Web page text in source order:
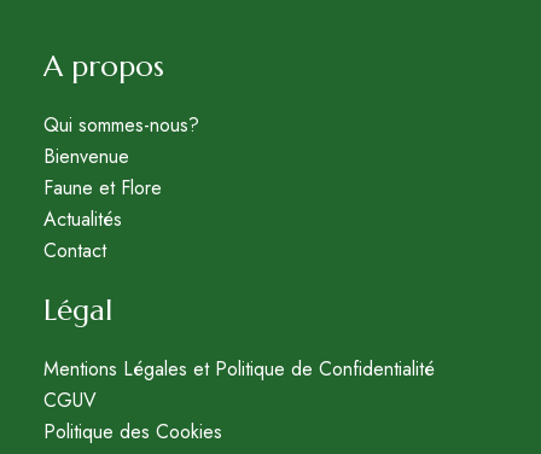
A propos
Qui sommes-nous?
Bienvenue
Faune et Flore
Actualités
Contact
Légal
Mentions Légales et Politique de Confidentialité
CGUV
Politique des Cookies